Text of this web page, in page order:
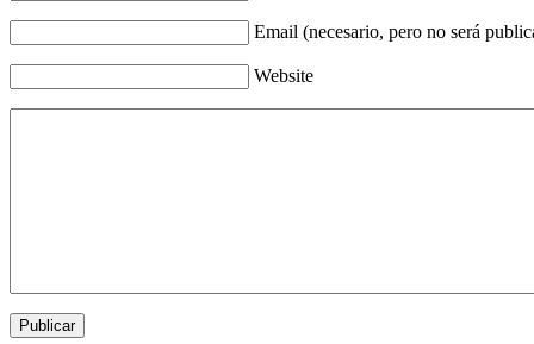
Email (necesario, pero no será
Website